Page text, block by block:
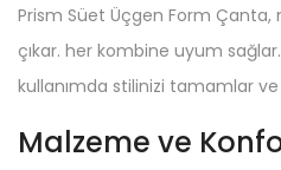
Prism Süet Üçgen Form Çanta,
çıkar. her kombine uyum
kullanımda stilinizi tamamlar ve
Malzeme ve